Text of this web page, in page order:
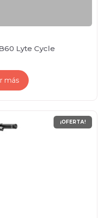
Lyte Cycle
más
¡OFERTA!